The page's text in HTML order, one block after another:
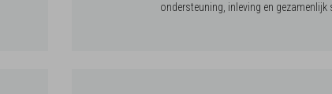
ondersteuning, inleving en